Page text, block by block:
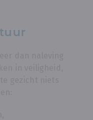
in veiligheid,
gezicht niets